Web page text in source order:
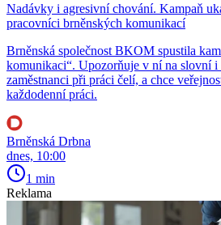
Nadávky i agresivní chování. Kampaň
pracovníci brněnských komunikací
Brněnská společnost BKOM spustila
komunikaci“. Upozorňuje v ní na slovní
zaměstnanci při práci čelí, a chce
každodenní práci.
Brněnská Drbna
dnes, 10:00
1 min
Reklama